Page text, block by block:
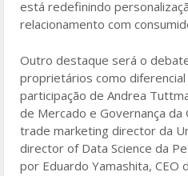
está redefinindo
relacionamento com
Outro destaque será o
proprietários como
participação de Andrea
de Mercado e Governança da
trade marketing director da
director of Data Science da
por Eduardo Yamashita, CEO